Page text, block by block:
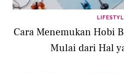
Cara Menemukan Hobi
Mulai dari Hal